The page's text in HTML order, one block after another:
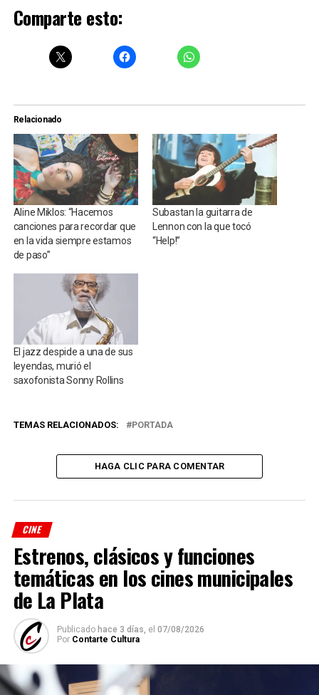
Comparte esto:
Relacionado
Aline Miklos: “Hacemos
canciones para recordar que
en la vida siempre estamos
de paso”
Subastan la guitarra de
Lennon con la que tocó
“Help!”
El jazz despide a una de sus
leyendas, murió el
saxofonista Sonny Rollins
TEMAS RELACIONADOS: PORTADA
HAGA CLIC PARA COMENTAR
CINE
Estrenos, clásicos y funciones
temáticas en los cines municipales
de La Plata
Publicado hace 3 días, el 07/08/2026
Por Contarte Cultura